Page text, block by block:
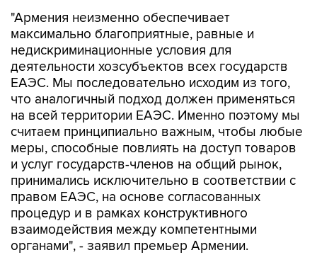
"Армения неизменно обеспечивает
максимально благоприятные, равные и
недискриминационные условия для
деятельности хозсубъектов всех государств
ЕАЭС. Мы последовательно исходим из того,
что аналогичный подход должен применяться
на всей территории ЕАЭС. Именно поэтому мы
считаем принципиально важным, чтобы любые
меры, способные повлиять на доступ товаров
и услуг государств-членов на общий рынок,
принимались исключительно в соответствии с
правом ЕАЭС, на основе согласованных
процедур и в рамках конструктивного
взаимодействия между компетентными
органами", - заявил премьер Армении.